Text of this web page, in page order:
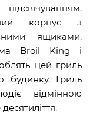
корпус з
ящиками,
Broil King і
цей гриль
будинку. Гриль
відмінною